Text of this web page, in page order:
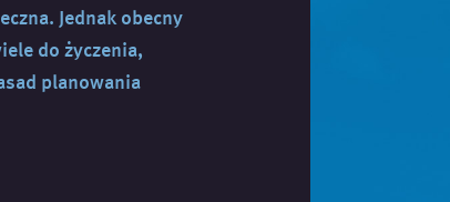
Jednak obecny
do życzenia,
planowania